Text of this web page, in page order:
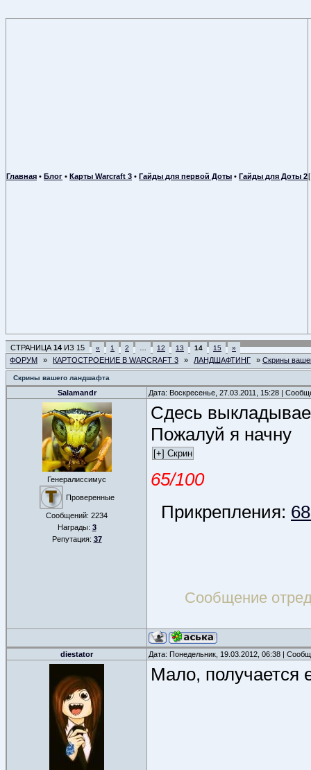
Главная • Блог • Карты Warcraft 3 • Гайды для первой Доты • Гайды для Доты 2
СТРАНИЦА 14 ИЗ 15 « 1 2 12 13 14 15 »
ФОРУМ » КАРТОСТРОЕНИЕ В WARCRAFT 3 » ЛАНДШАФТИНГ » Скрины
Скрины вашего ландшафта
Salamandr Дата: Воскресенье, 27.03.2011, 15:28 |
Генералиссимус
Проверенные
Сообщений: 2234
Награды: 3
Репутация: 37
Сдесь
Пожалуй я начну
65/100
Прикрепления:
Сообщение
diestator Дата: Понедельник, 19.03.2012, 06:38 |
Мало, получается